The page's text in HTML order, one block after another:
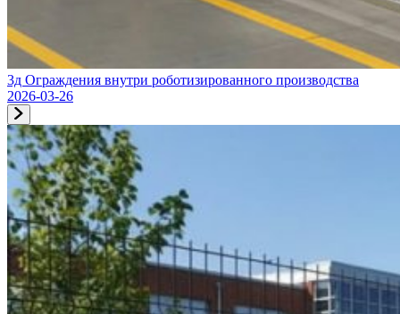
3д Ограждения внутри роботизированного производства
2026-03-26